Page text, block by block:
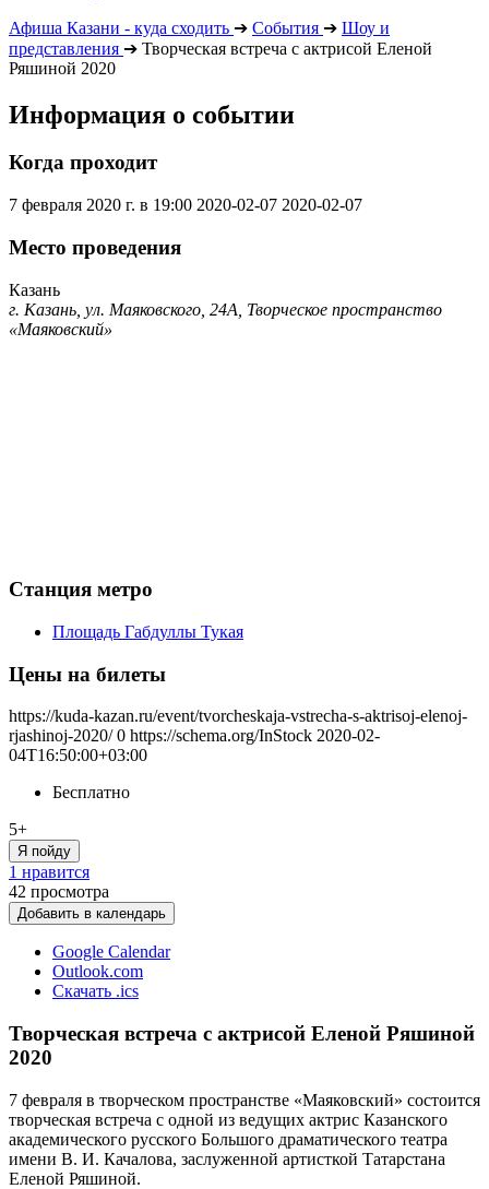
Афиша Казани - куда сходить ➔ События ➔ Шоу и
представления ➔ Творческая встреча с актрисой Еленой
Ряшиной 2020
Информация о событии
Когда проходит
7 февраля 2020 г. в 19:00 2020-02-07 2020-02-07
Место проведения
Казань
г. Казань, ул. Маяковского, 24А, Творческое пространство
«Маяковский»
Станция метро
Площадь Габдуллы Тукая
Цены на билеты
https://kuda-kazan.ru/event/tvorcheskaja-vstrecha-s-aktrisoj-elenoj-
rjashinoj-2020/ 0 https://schema.org/InStock 2020-02-
04T16:50:00+03:00
Бесплатно
5+
Я пойду
1 нравится
42 просмотра
Добавить в календарь
Google Calendar
Outlook.com
Скачать .ics
Творческая встреча с актрисой Еленой Ряшиной
2020
7 февраля в творческом пространстве «Маяковский» состоится
творческая встреча с одной из ведущих актрис Казанского
академического русского Большого драматического театра
имени В. И. Качалова, заслуженной артисткой Татарстана
Еленой Ряшиной.